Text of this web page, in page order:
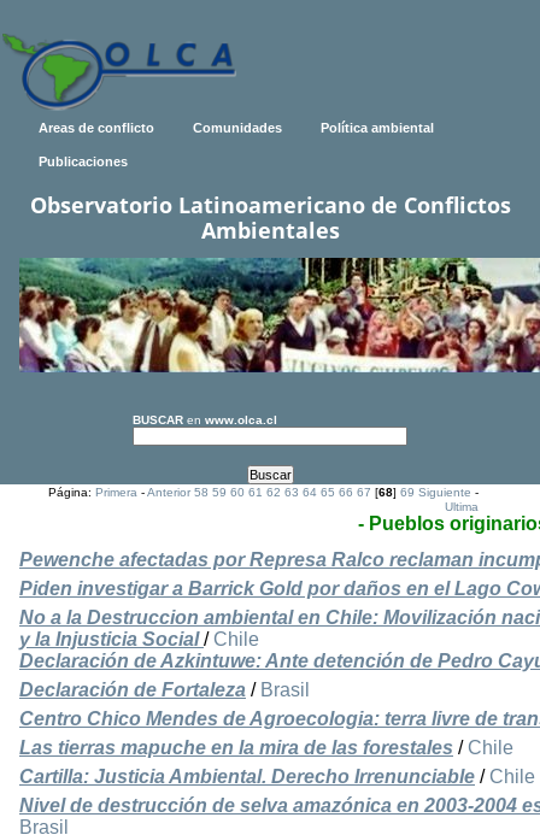
Areas de conflicto Comunidades Política ambiental
Publicaciones
Observatorio Latinoamericano de Conflictos
Ambientales
BUSCAR en www.olca.cl
Página:Primera -Anterior 58 59 60 61 62 63 64 65 66 67 [68]69 Siguiente -
Ultima
- Pueblos
Pewenche afectadas por Represa Ralco reclaman
Piden investigar a Barrick Gold por daños en el Lago
No a la Destruccion ambiental en Chile: Movilización
y la Injusticia Social/ Chile
Declaración de Azkintuwe: Ante detención de Pedro
Declaración de Fortaleza / Brasil
Centro Chico Mendes de Agroecologia: terra livre de
Las tierras mapuche en la mira de las forestales / Chile
Cartilla: Justicia Ambiental. Derecho Irrenunciable / Chile
Nivel de destrucción de selva amazónica en 2003-2004
Brasil